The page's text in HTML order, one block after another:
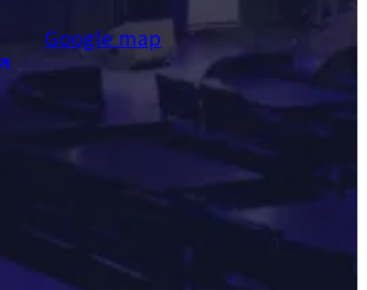
Google map